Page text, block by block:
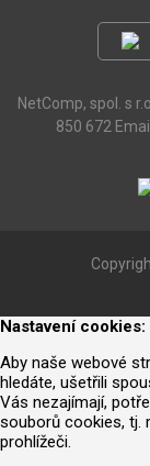
NetComp, spol. s r.o.
850 672
Nastavení
Aby naše webové
hledáte, ušetřili
Vás nezajímají,
souborů cookies, tj.
prohlížeči.